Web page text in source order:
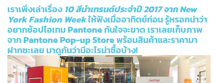
เราเพิ่งเล่าเรื่อง 10 สีนำเทรนด์ประจำปี 2017 จาก New
York Fashion Weekให้ฟังเมื่ออาทิตย์ก่อน รู้หรอกน่าว่า
อยากช้อปไอเทมPantoneกันใจจะขาด เราเลยเก็บภาพ
จากPantone Pop-up Storeพร้อมสินค้าและราคามา
ฝากซะเลย มาดูกันว่ามีอะไรน่าซื้อบ้าง!